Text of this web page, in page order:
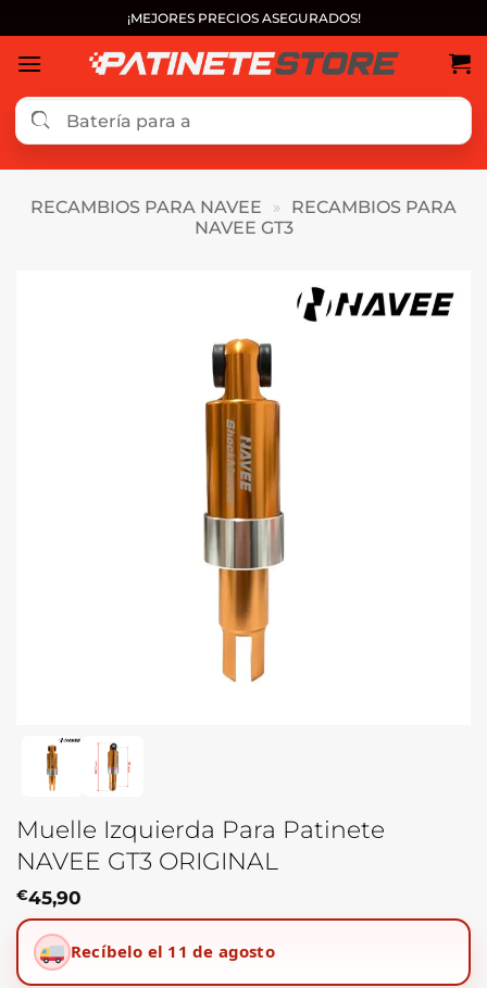
al
contenido
¡MEJORES PRECIOS ASEGURADOS!
RECAMBIOS PARA NAVEE »
RECAMBIOS PARA
NAVEE GT3
Muelle Izquierda Para Patinete
NAVEE GT3 ORIGINAL
€45,90
Recíbelo el 11 de agosto